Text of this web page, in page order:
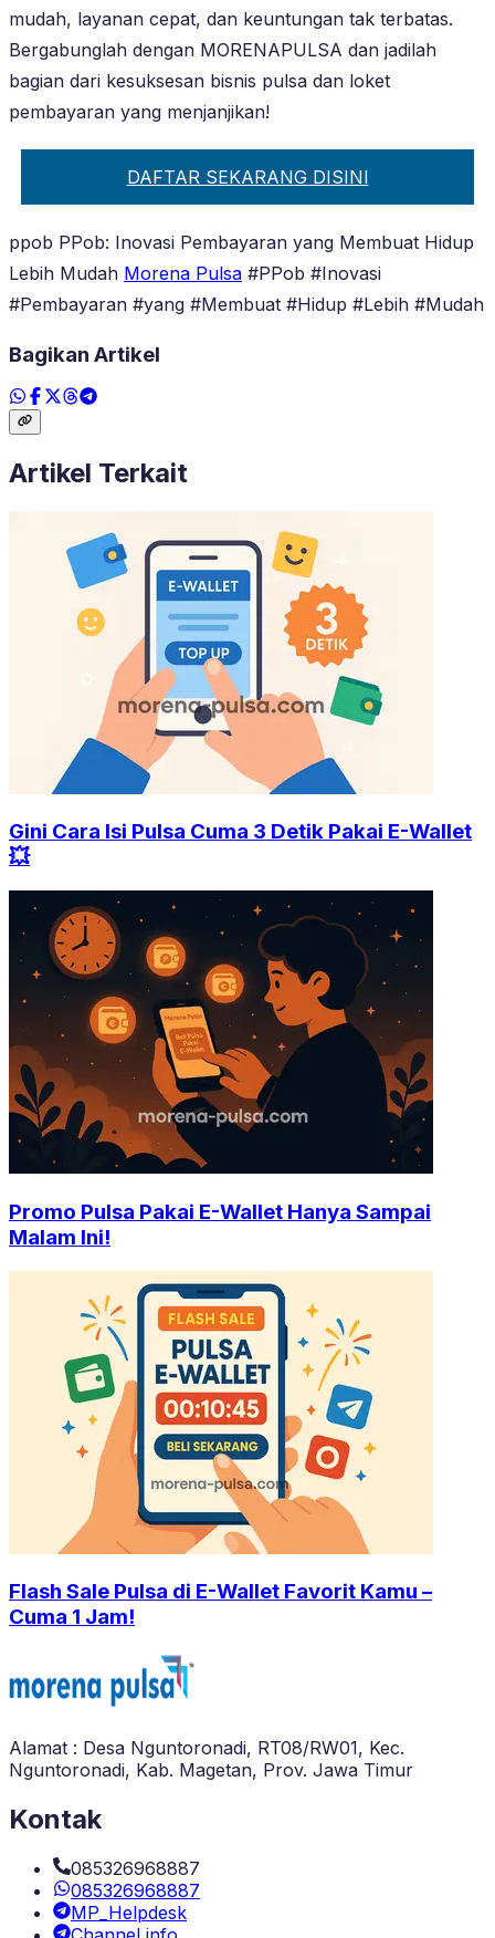
mudah, layanan cepat, dan keuntungan tak terbatas.
Bergabunglah dengan MORENAPULSA dan jadilah
bagian dari kesuksesan bisnis pulsa dan loket
pembayaran yang menjanjikan!
DAFTAR SEKARANG DISINI
ppob PPob: Inovasi Pembayaran yang Membuat Hidup
Lebih Mudah Morena Pulsa #PPob #Inovasi
#Pembayaran #yang #Membuat #Hidup #Lebih #Mudah
Bagikan Artikel
Artikel Terkait
Gini Cara Isi Pulsa Cuma 3 Detik Pakai E-Wallet
💥
Promo Pulsa Pakai E-Wallet Hanya Sampai
Malam Ini!
Flash Sale Pulsa di E-Wallet Favorit Kamu –
Cuma 1 Jam!
Alamat : Desa Nguntoronadi, RT08/RW01, Kec.
Nguntoronadi, Kab. Magetan, Prov. Jawa Timur
Kontak
085326968887
085326968887
MP_Helpdesk